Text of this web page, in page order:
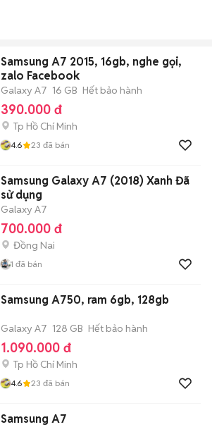
Samsung A7 2015, 16gb, nghe gọi,
zalo Facebook
Galaxy A7 16 GB Hết bảo hành
390.000 đ
Tp Hồ Chí Minh
4.6 23 đã bán
Samsung Galaxy A7 (2018) Xanh Đã
sử dụng
Galaxy A7
700.000 đ
Đồng Nai
1 đã bán
Samsung A750, ram 6gb, 128gb
Galaxy A7 128 GB Hết bảo hành
1.090.000 đ
Tp Hồ Chí Minh
4.6 23 đã bán
Samsung A7